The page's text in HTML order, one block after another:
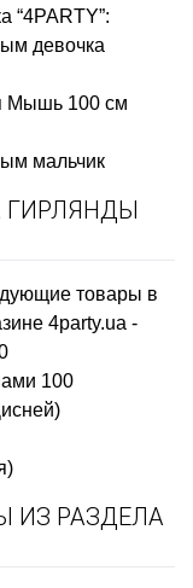
“4PARTY”:
девочка
Мышь 100 см
мальчик
ГИРЛЯНДЫ
товары в
4party.ua -
100
ИЗ РАЗДЕЛА